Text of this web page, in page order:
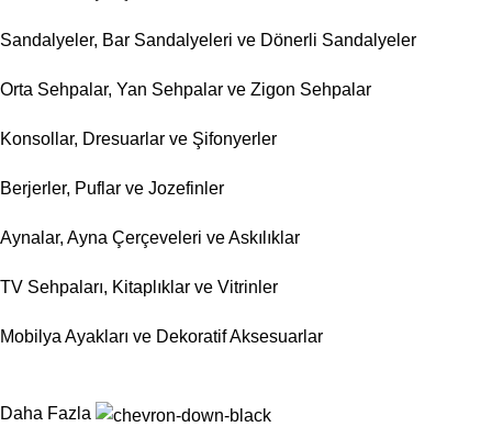
Sandalyeler, Bar Sandalyeleri ve Dönerli Sandalyeler
Orta Sehpalar, Yan Sehpalar ve Zigon Sehpalar
Konsollar, Dresuarlar ve Şifonyerler
Berjerler, Puflar ve Jozefinler
Aynalar, Ayna Çerçeveleri ve Askılıklar
TV Sehpaları, Kitaplıklar ve Vitrinler
Mobilya Ayakları ve Dekoratif Aksesuarlar
Daha Fazla